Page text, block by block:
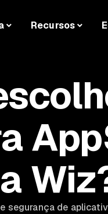
Recursos
segurança de